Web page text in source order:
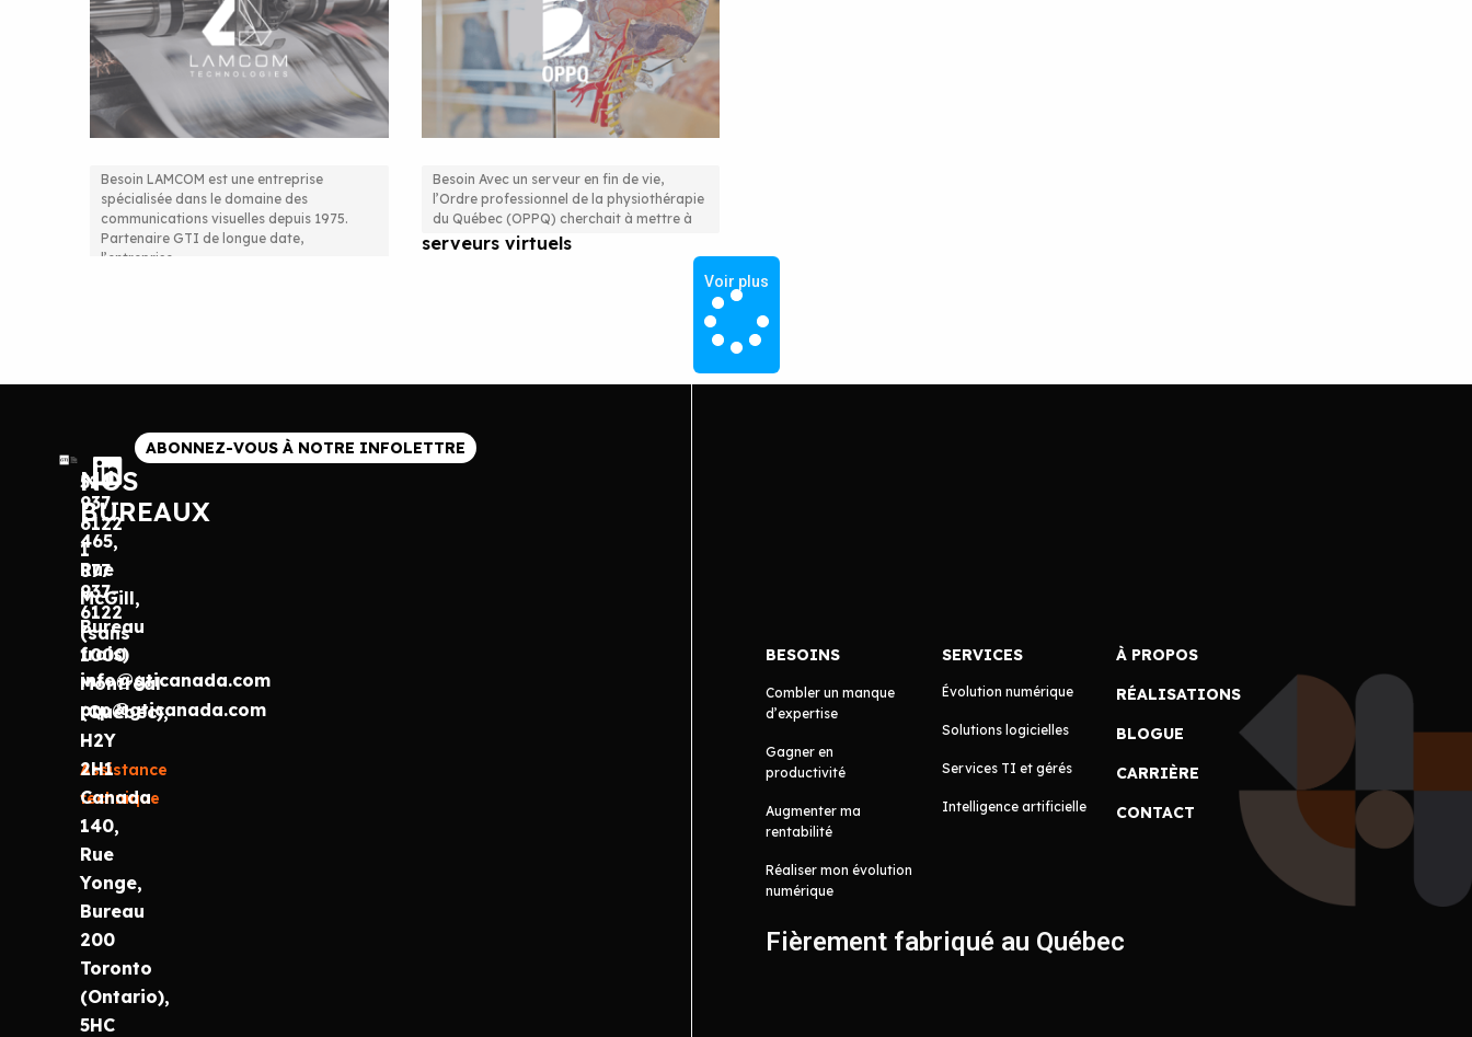
Virtualisation et migration
serveur
Besoin LAMCOM est une entreprise
spécialisée dans le domaine des
communications visuelles depuis 1975.
Partenaire GTI de longue date,
l’entreprise
Une efficacité accrue grâce aux
serveurs virtuels
Besoin Avec un serveur en fin de vie,
l’Ordre professionnel de la physiothérapie
du Québec (OPPQ) cherchait à mettre à
Voir plus
514
937-
6122
1
877
937-
6122
(sans
frais)
info@gticanada.com
prp@gticanada.com
Assistance
technique
NOS
BUREAUX
465,
Rue
McGill,
Bureau
1000
Montréal
(Québec),
H2Y
2H1
Canada
140,
Rue
Yonge,
Bureau
200
Toronto
(Ontario),
5HC
ABONNEZ-VOUS À NOTRE INFOLETTRE
BESOINS
Combler un manque
d’expertise
Gagner en
productivité
Augmenter ma
rentabilité
Réaliser mon évolution
numérique
SERVICES
Évolution numérique
Solutions logicielles
Services TI et gérés
Intelligence artificielle
À PROPOS
RÉALISATIONS
BLOGUE
CARRIÈRE
CONTACT
Fièrement fabriqué au Québec